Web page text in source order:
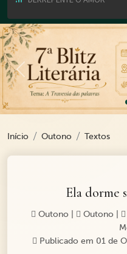
Previous
Início Outono Textos
Ela dorme
Outono| Outono|
Publicado em 01 de